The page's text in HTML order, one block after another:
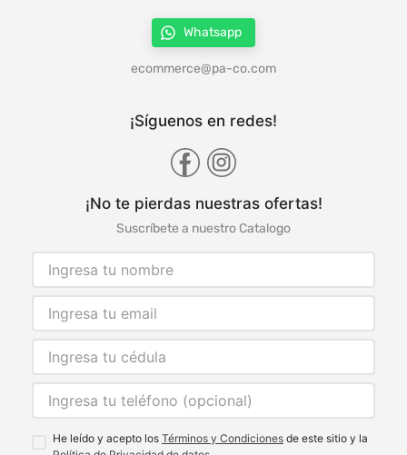
Whatsapp
ecommerce@pa-co.com
¡Síguenos en redes!
¡No te pierdas nuestras ofertas!
Suscríbete a nuestro Catalogo
He leído y acepto los Términos y Condiciones de este sitio y la